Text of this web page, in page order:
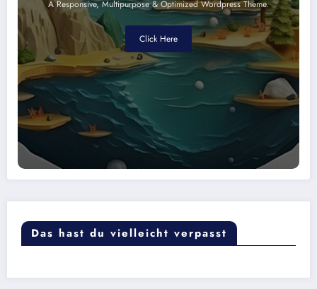
A Responsive, Multipurpose & Optimized Wordpress Theme.
Click Here
Das hast du vielleicht verpasst